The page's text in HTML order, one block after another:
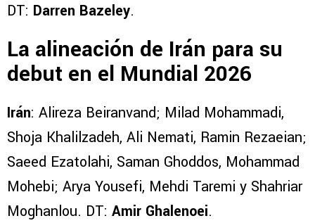
DT: Darren Bazeley.
La alineación de Irán para su
debut en el Mundial 2026
Irán: Alireza Beiranvand; Milad Mohammadi,
Shoja Khalilzadeh, Ali Nemati, Ramin Rezaeian;
Saeed Ezatolahi, Saman Ghoddos, Mohammad
Mohebi; Arya Yousefi, Mehdi Taremi y Shahriar
Moghanlou. DT: Amir Ghalenoei.